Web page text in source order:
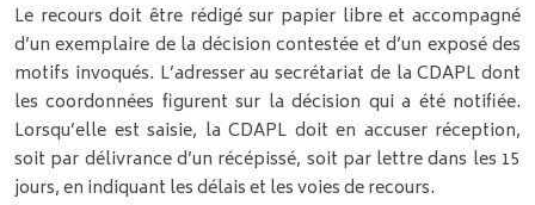
Le recours doit être rédigé sur papier libre et accompagné
d’un exemplaire de la décision contestée et d’un exposé des
motifs invoqués. L’adresser au secrétariat de la CDAPL dont
les coordonnées figurent sur la décision qui a été notifiée.
Lorsqu’elle est saisie, la CDAPL doit en accuser réception,
soit par délivrance d’un récépissé, soit par lettre dans les 15
jours, en indiquant les délais et les voies de recours.